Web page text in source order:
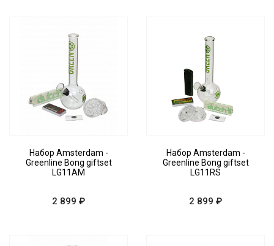
Набор Amsterdam -
Greenline Bong giftset
LG11AM
2 899 ₽
Набор Amsterdam -
Greenline Bong giftset
LG11RS
2 899 ₽